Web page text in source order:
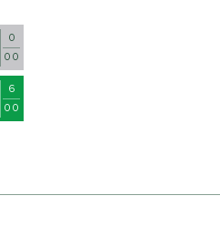
0
0 0
6
0 0